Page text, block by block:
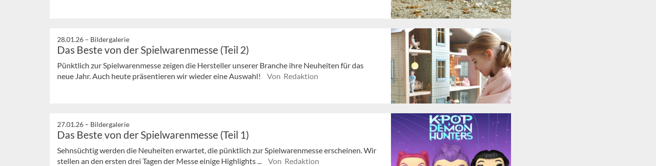
28.01.26 – Bildergalerie
Das Beste von der Spielwarenmesse (Teil 2)
Pünktlich zur Spielwarenmesse zeigen die Hersteller unserer Branche ihre Neuheiten für das
neue Jahr. Auch heute präsentieren wir wieder eine Auswahl!
Von Redaktion
27.01.26 – Bildergalerie
Das Beste von der Spielwarenmesse (Teil 1)
Sehnsüchtig werden die Neuheiten erwartet, die pünktlich zur Spielwarenmesse erscheinen. Wir
stellen an den ersten drei Tagen der Messe einige Highlights ...
Von Redaktion